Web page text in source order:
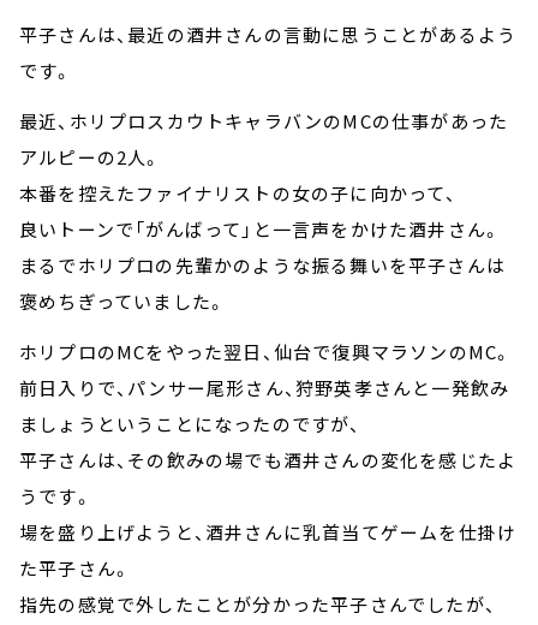
平子さんは、最近の酒井さんの言動に思うことがあるよう
です。
最近、ホリプロスカウトキャラバンのMCの仕事があった
アルピーの2人。
本番を控えたファイナリストの女の子に向かって、
良いトーンで「がんばって」と一言声をかけた酒井さん。
まるでホリプロの先輩かのような振る舞いを平子さんは
褒めちぎっていました。
ホリプロのMCをやった翌日、仙台で復興マラソンのMC。
前日入りで、パンサー尾形さん、狩野英孝さんと一発飲み
ましょうということになったのですが、
平子さんは、その飲みの場でも酒井さんの変化を感じたよ
うです。
場を盛り上げようと、酒井さんに乳首当てゲームを仕掛け
た平子さん。
指先の感覚で外したことが分かった平子さんでしたが、